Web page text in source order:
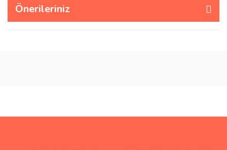
Önerileriniz